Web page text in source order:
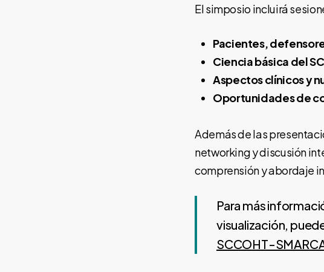
El simposio incluirá
Pacientes,
Ciencia básica del
Aspectos clínicos y
Oportunidades de
Además de las
networking y discusión
comprensión y abordaje
Para más
visualización,
SCCOHT-